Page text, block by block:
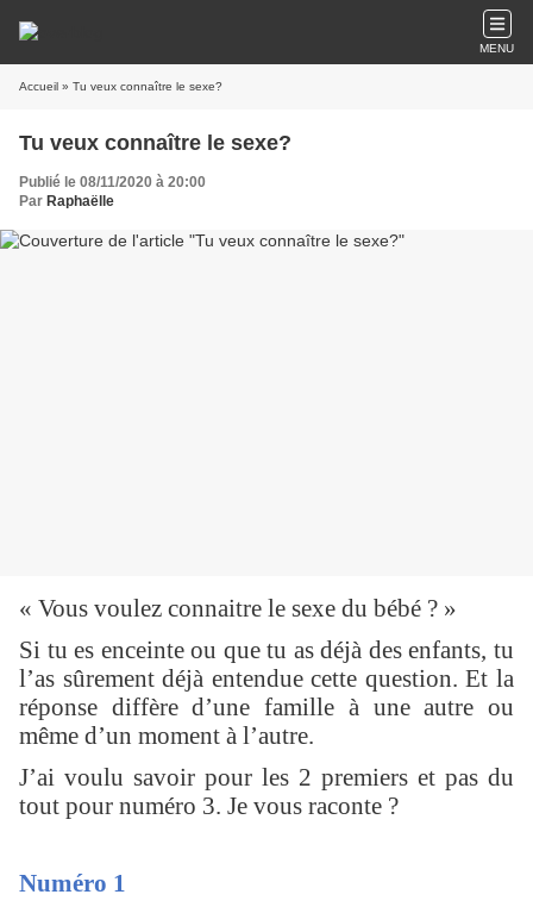
MENU
Accueil » Tu veux connaître le sexe?
Tu veux connaître le sexe?
Publié le 08/11/2020 à 20:00
Par Raphaëlle
« Vous voulez connaitre le sexe du bébé ? »
Si tu es enceinte ou que tu as déjà des enfants, tu
l’as sûrement déjà entendue cette question. Et la
réponse diffère d’une famille à une autre ou
même d’un moment à l’autre.
J’ai voulu savoir pour les 2 premiers et pas du
tout pour numéro 3. Je vous raconte ?
Numéro 1